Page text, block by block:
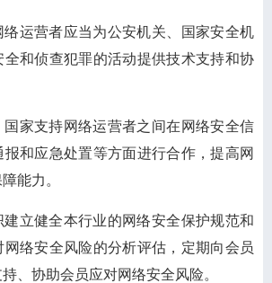
运营者应当为公安机关、国家安全机
全和侦查犯罪的活动提供技术支持和协
家支持网络运营者之间在网络安全信
和应急处置等方面进行合作，提高网
能力。
立健全本行业的网络安全保护规范和
络安全风险的分析评估，定期向会员
、协助会员应对网络安全风险。